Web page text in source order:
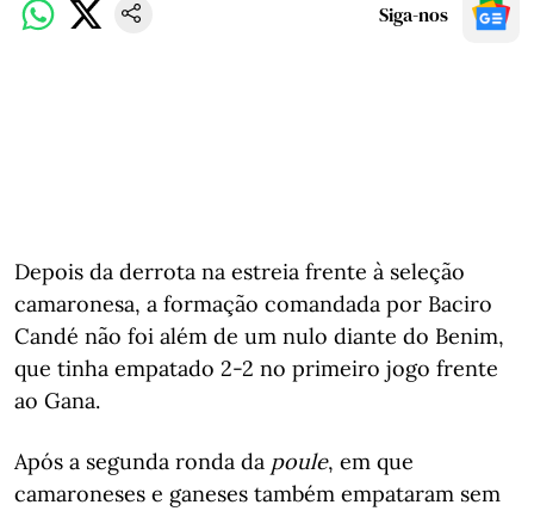
Siga-nos
Depois da derrota na estreia frente à seleção
camaronesa, a formação comandada por Baciro
Candé não foi além de um nulo diante do Benim,
que tinha empatado 2-2 no primeiro jogo frente
ao Gana.
Após a segunda ronda da poule, em que
camaroneses e ganeses também empataram sem